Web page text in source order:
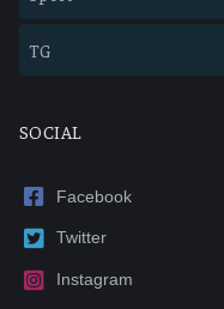
TG
SOCIAL
Facebook
Twitter
Instagram